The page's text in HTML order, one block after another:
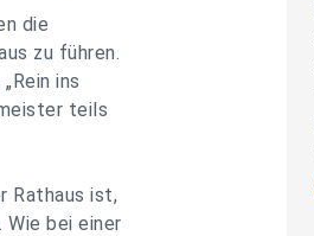
die
zu führen.
ins
teils
Rathaus ist,
Wie bei einer